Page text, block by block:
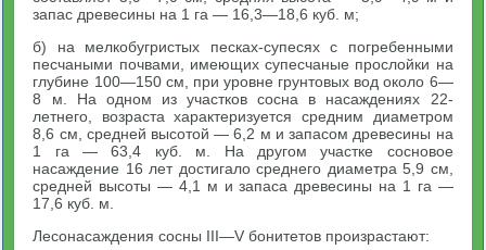
запас древесины на 1 га — 16,3—18,6 куб. м;
б) на мелкобугристых песках-супесях с погребенными
песчаными почвами, имеющих супесчаные прослойки на
глубине 100—150 см, при уровне грунтовых вод около 6—
8 м. На одном из участков сосна в насаждениях 22-
летнего, возраста характеризуется средним диаметром
8,6 см, средней высотой — 6,2 м и запасом древесины на
1 га — 63,4 куб. м. На другом участке сосновое
насаждение 16 лет достигало среднего диаметра 5,9 см,
средней высоты — 4,1 м и запаса древесины на 1 га —
17,6 куб. м.
Лесонасаждения сосны III—V бонитетов произрастают: